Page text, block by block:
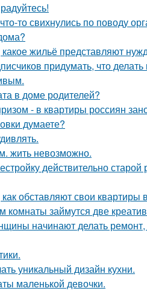
то свихнулись по поводу
жильё представляют
придумать, что делать
в доме родителей?
- в квартиры россиян
думаете?
жить невозможно.
действительно
обставляют свои квартиры
комнаты займутся две
начинают делать
уникальный дизайн кухни.
маленькой девочки.